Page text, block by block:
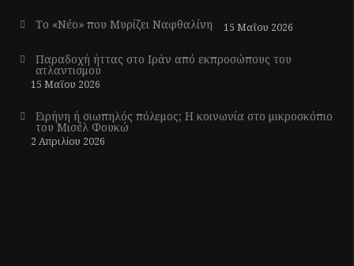
Το «Νέο» που Μυρίζει Ναφθαλίνη 15 Μαΐου 2026
Παραδοχή ήττας στο Ιράν από εκπροσώπους του
ατλαντισμού
15 Μαΐου 2026
Ειρήνη ή σιωπηλός πόλεμος; Η κοινωνία στο μικροσκόπιο
του Μισέλ Φουκώ
2 Απριλίου 2026